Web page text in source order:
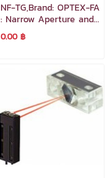
NF-TG,Brand: OPTEX-FA
: Narrow Aperture and
Wafer Mapping Fiber
Cables
0.00 ฿